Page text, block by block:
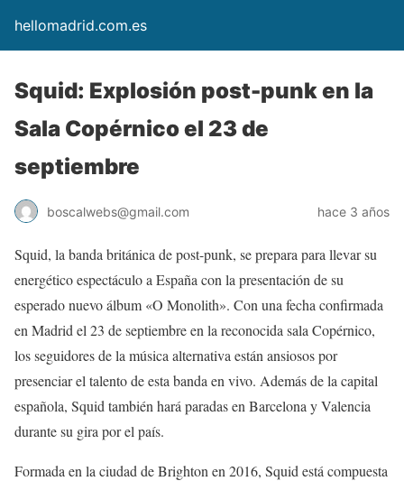
hellomadrid.com.es
Squid: Explosión post-punk en la
Sala Copérnico el 23 de
septiembre
boscalwebs@gmail.com hace 3 años
Squid, la banda británica de post-punk, se prepara para llevar su
energético espectáculo a España con la presentación de su
esperado nuevo álbum «O Monolith». Con una fecha confirmada
en Madrid el 23 de septiembre en la reconocida sala Copérnico,
los seguidores de la música alternativa están ansiosos por
presenciar el talento de esta banda en vivo. Además de la capital
española, Squid también hará paradas en Barcelona y Valencia
durante su gira por el país.
Formada en la ciudad de Brighton en 2016, Squid está compuesta